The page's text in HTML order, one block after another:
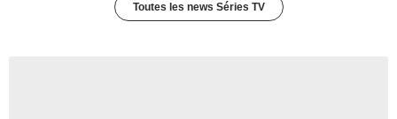
Toutes les news Séries TV